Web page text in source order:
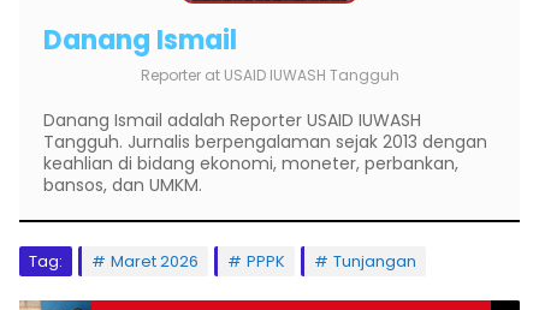
Danang Ismail
Reporter at USAID IUWASH Tangguh
Danang Ismail adalah Reporter USAID IUWASH
Tangguh. Jurnalis berpengalaman sejak 2013 dengan
keahlian di bidang ekonomi, moneter, perbankan,
bansos, dan UMKM.
Tag: Maret 2026 PPPK Tunjangan